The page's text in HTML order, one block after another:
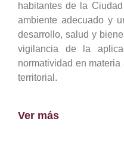
habitantes de la
ambiente adecuado y
desarrollo, salud y
vigilancia de la
normatividad en
territorial.
Ver más